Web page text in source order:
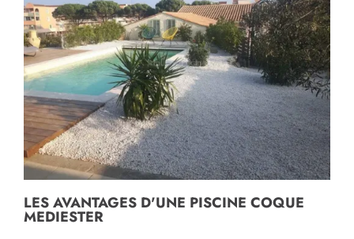
LES AVANTAGES D'UNE PISCINE COQUE
MEDIESTER